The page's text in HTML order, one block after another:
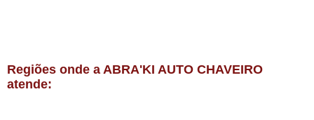
Regiões onde a ABRA'KI AUTO CHAVEIRO
atende: